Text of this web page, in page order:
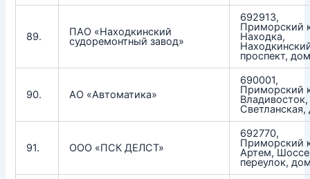
89. ПАО «Находкинский
судоремонтный завод»
692913,
Приморский
Находка,
проспект,
90. АО «Автоматика»
690001,
Приморский
Владивосток,
Светланская,
91. ООО «ПСК ДЕЛСТ»
692770,
Приморский
Артем,
переулок,